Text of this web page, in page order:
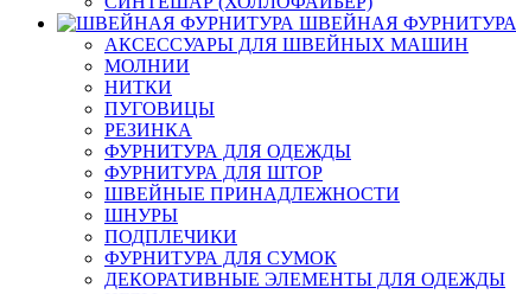
ШВЕЙНАЯ ФУРНИТУРА
АКСЕССУАРЫ ДЛЯ ШВЕЙНЫХ МАШИН
МОЛНИИ
НИТКИ
ПУГОВИЦЫ
РЕЗИНКА
ФУРНИТУРА ДЛЯ ОДЕЖДЫ
ФУРНИТУРА ДЛЯ ШТОР
ШВЕЙНЫЕ ПРИНАДЛЕЖНОСТИ
ШНУРЫ
ПОДПЛЕЧИКИ
ФУРНИТУРА ДЛЯ СУМОК
ДЕКОРАТИВНЫЕ ЭЛЕМЕНТЫ ДЛЯ ОДЕЖДЫ